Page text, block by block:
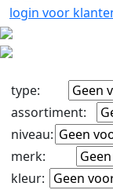
login voor
type:
assortiment:
niveau:
merk:
kleur: